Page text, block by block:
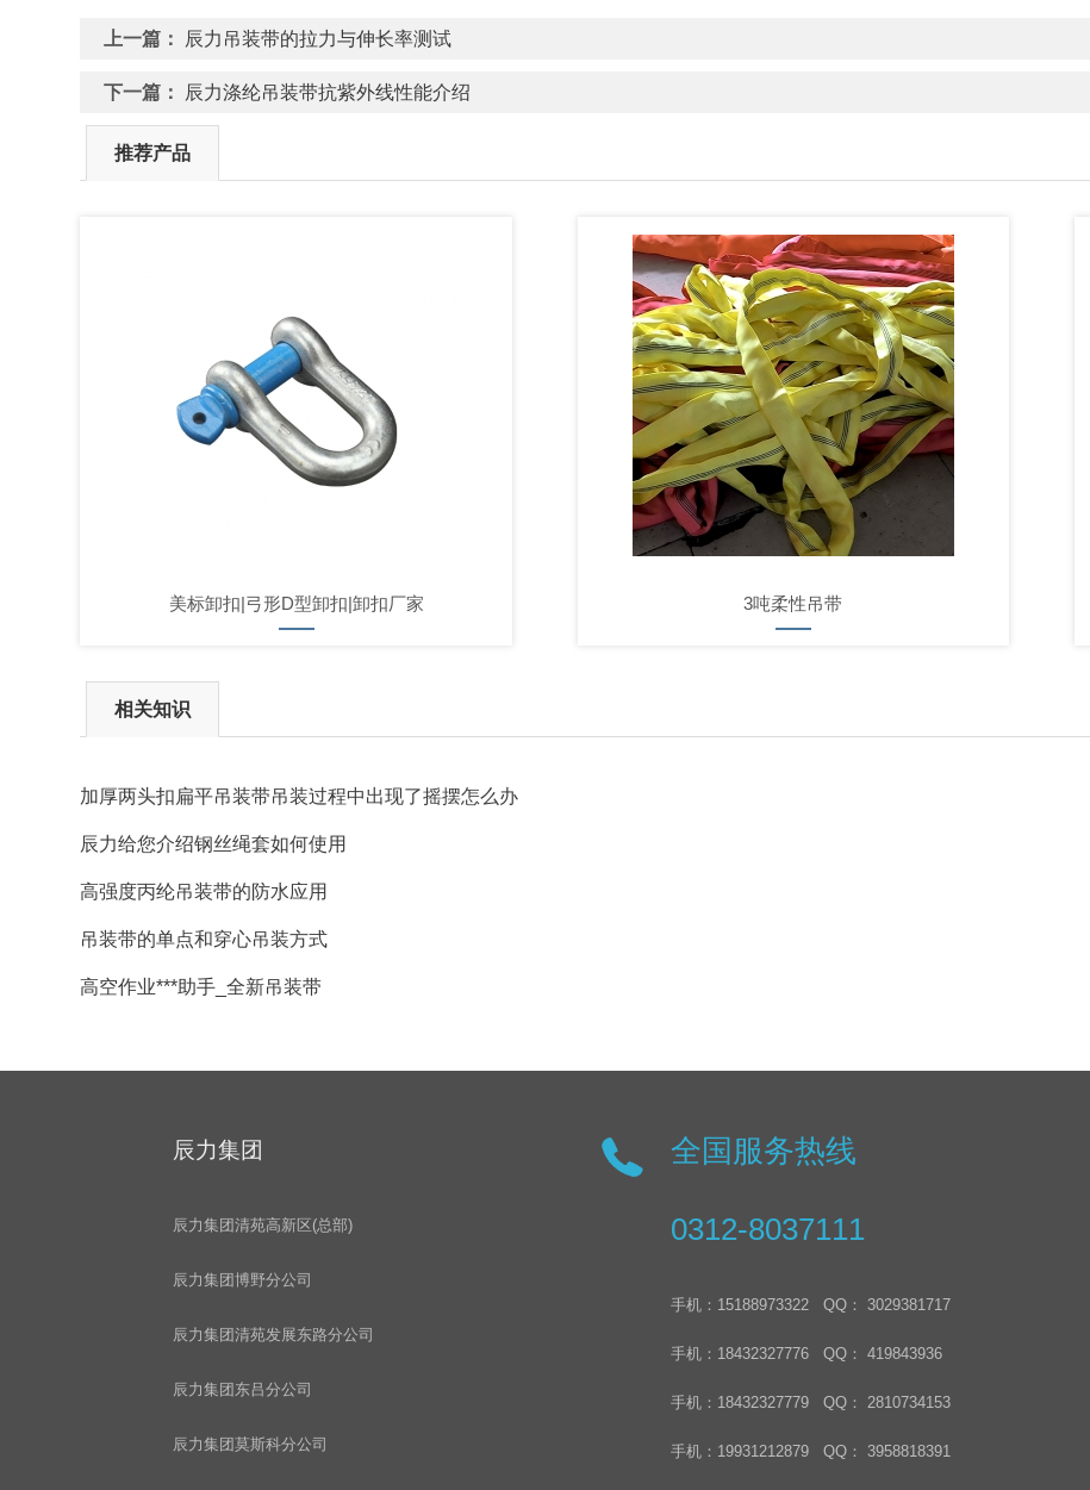
上一篇： 辰力吊装带的拉力与伸长率测试
下一篇： 辰力涤纶吊装带抗紫外线性能介绍
推荐产品
美标卸扣|弓形D型卸扣|卸扣厂家 3吨柔性吊带
相关知识
加厚两头扣扁平吊装带吊装过程中出现了摇摆怎么办
辰力给您介绍钢丝绳套如何使用
高强度丙纶吊装带的防水应用
吊装带的单点和穿心吊装方式
高空作业***助手_全新吊装带
辰力集团
辰力集团清苑高新区(总部)
辰力集团博野分公司
辰力集团清苑发展东路分公司
辰力集团东吕分公司
辰力集团莫斯科分公司
全国服务热线
0312-8037111
手机：15188973322 QQ： 3029381717
手机：18432327776 QQ： 419843936
手机：18432327779 QQ： 2810734153
手机：19931212879 QQ： 3958818391